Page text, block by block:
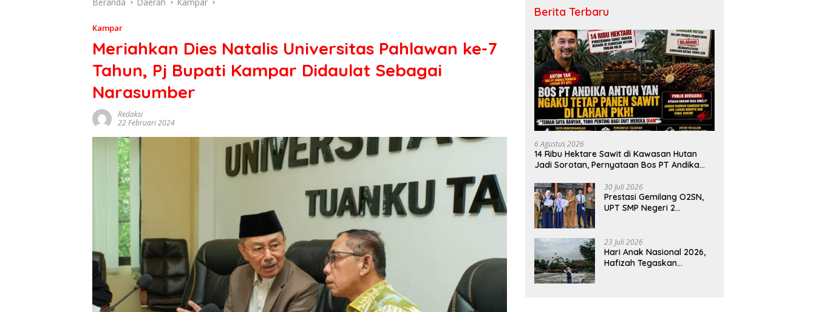
Kampar
Meriahkan Dies Natalis Universitas Pahlawan ke-7
Tahun, Pj Bupati Kampar Didaulat Sebagai
Narasumber
Redaksi
22 Februari 2024
Berita Terbaru
6 Agustus 2026
14 Ribu Hektare Sawit di Kawasan Hutan
Jadi Sorotan, Pernyataan Bos PT Andika
30 Juli 2026
Prestasi Gemilang O2SN,
UPT SMP Negeri 2
di Tingkat Provins
23 Juli 2026
Hari Anak Nasional 2026,
Hafizah Tegaskan